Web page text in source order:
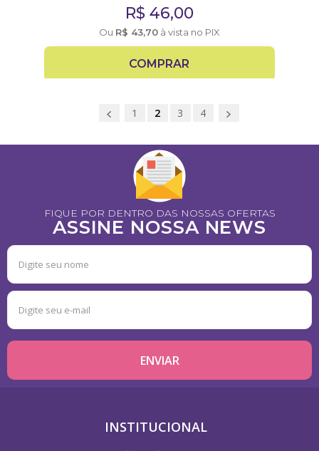
R$ 46,00
Ou R$ 43,70 à vista no PIX
COMPRAR
1 2 3 4
FIQUE POR DENTRO DAS NOSSAS OFERTAS
ASSINE NOSSA NEWS
INSTITUCIONAL